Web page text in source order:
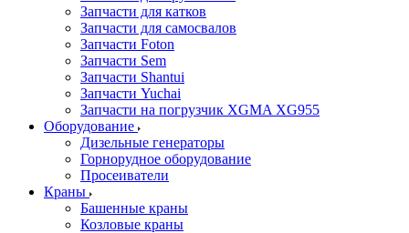
Запчасти для катков
Запчасти для самосвалов
Запчасти Foton
Запчасти Sem
Запчасти Shantui
Запчасти Yuchai
Запчасти на погрузчик XGMA XG955
Оборудование
Дизельные генераторы
Горнорудное оборудование
Просеиватели
Краны
Башенные краны
Козловые краны